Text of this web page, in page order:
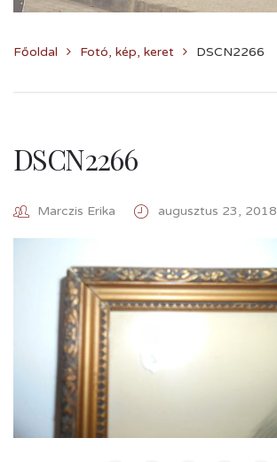
Főoldal Fotó, kép, keret DSCN2266
DSCN2266
Marczis Erika augusztus 23, 2018